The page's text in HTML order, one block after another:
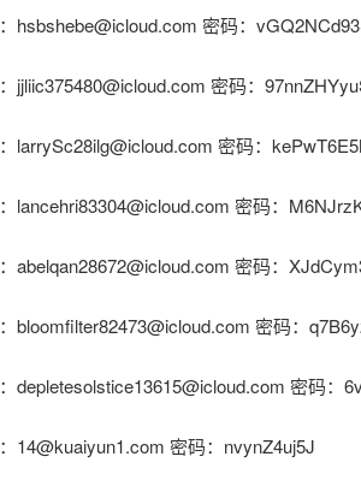
hsbshebe@icloud.com 密码：
jjliic375480@icloud.com 密码：
larrySc28ilg@icloud.com 密码：
lancehri83304@icloud.com 密码：
abelqan28672@icloud.com 密码：
bloomfilter82473@icloud.com 密码：
depletesolstice13615@icloud.com 密码：
14@kuaiyun1.com 密码：nvynZ4uj5J